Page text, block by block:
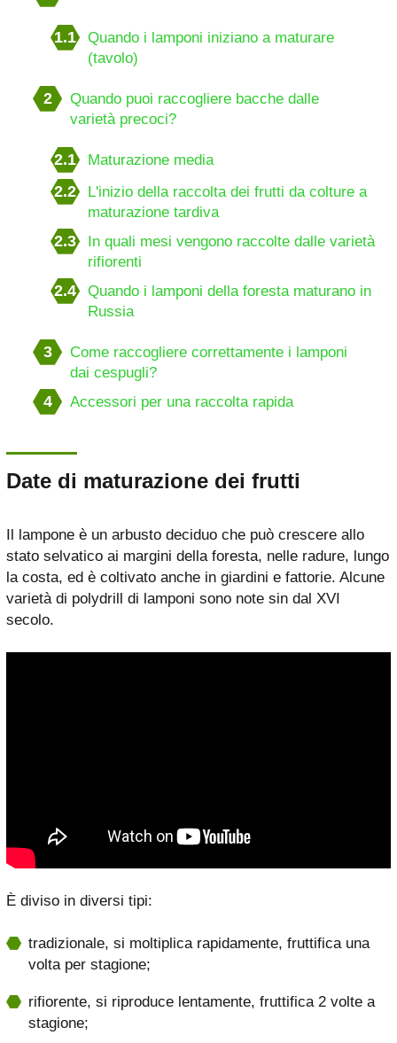
1.1
Quando i lamponi iniziano a maturare
(tavolo)
2
Quando puoi raccogliere bacche dalle
varietà precoci?
2.1 Maturazione media
2.2
L'inizio della raccolta dei frutti da colture a
maturazione tardiva
2.3
In quali mesi vengono raccolte dalle varietà
rifiorenti
2.4
Quando i lamponi della foresta maturano in
Russia
3
Come raccogliere correttamente i lamponi
dai cespugli?
4 Accessori per una raccolta rapida
Date di maturazione dei frutti
Il lampone è un arbusto deciduo che può crescere allo
stato selvatico ai margini della foresta, nelle radure, lungo
la costa, ed è coltivato anche in giardini e fattorie. Alcune
varietà di polydrill di lamponi sono note sin dal XVI
secolo.
È diviso in diversi tipi:
tradizionale, si moltiplica rapidamente, fruttifica una
volta per stagione;
rifiorente, si riproduce lentamente, fruttifica 2 volte a
stagione;